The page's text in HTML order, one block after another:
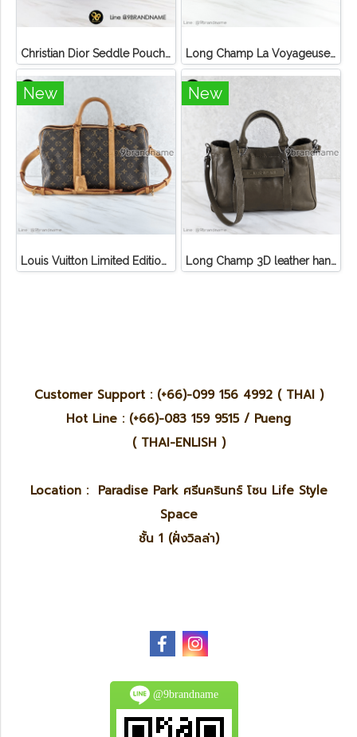
Christian Dior Seddle Pouch Accessory Hand Bag Long Champ La Voyageuse Bag Leather
New
Louis Vuitton Limited Edition Monogram Canvas Sofia Coppola SC Bag
New
Long Champ 3D leather handbag
Customer Support : (+66)-099 156 4992 ( THAI )
Hot Line : (+66)-083 159 9515 / Pueng
( THAI-ENLISH )
Location : Paradise Park ศรีนครินทร์ โซน Life Style
Space
ชั้น 1 (ฝั่งวิลล่า)
@9brandname